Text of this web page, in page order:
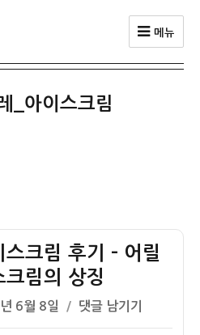
메뉴
_아이스크림
크림 후기 – 어릴
림의 상징
6월 8일
롯
데
댓글 남기기